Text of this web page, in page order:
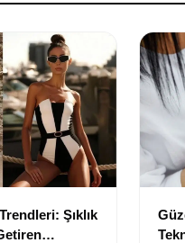
Şıklık